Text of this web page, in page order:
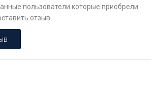
пользователи которые приобрели
отзыв